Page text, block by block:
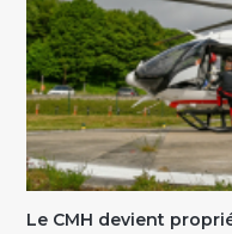
Le CMH devient